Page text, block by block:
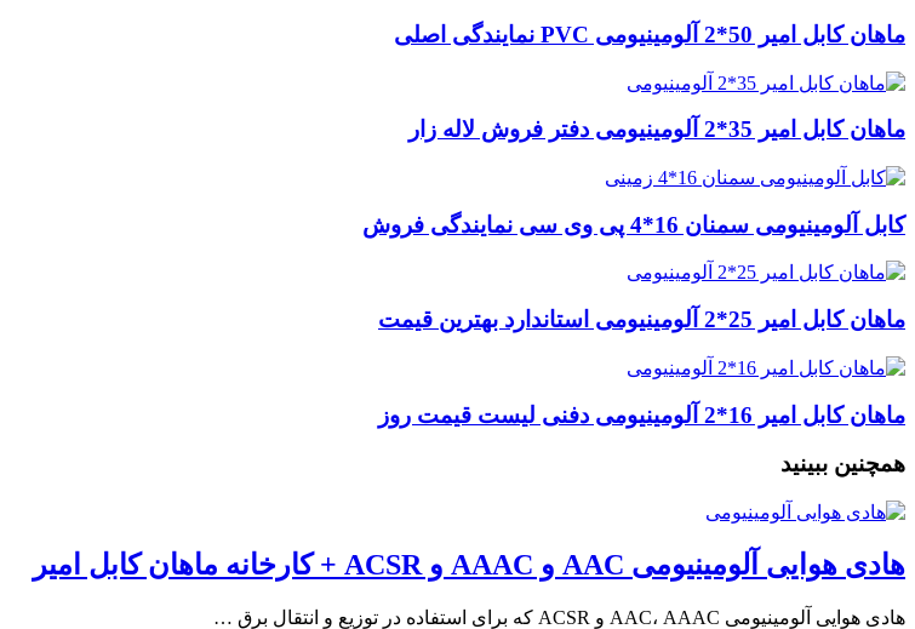
ماهان کابل امیر 50*2 آلومینیومی PVC نمایندگی اصلی
ماهان کابل امیر 35*2 آلومینیومی دفتر فروش لاله زار
کابل آلومینیومی سمنان 16*4 پی وی سی نمایندگی فروش
ماهان کابل امیر 25*2 آلومینیومی استاندارد بهترین قیمت
ماهان کابل امیر 16*2 آلومینیومی دفنی لیست قیمت روز
همچنین ببینید
هادی هوایی آلومینیومی AAC و AAAC و ACSR + کارخانه ماهان کابل امیر
هادی هوایی آلومینیومی AAC، AAAC و ACSR که برای استفاده در توزیع و انتقال برق …